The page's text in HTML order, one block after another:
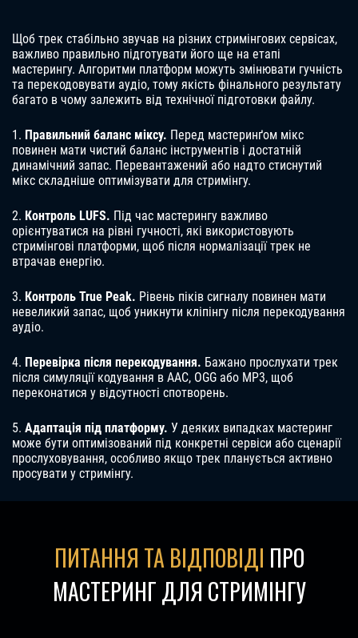
Щоб трек стабільно звучав на різних стримінгових сервісах,
важливо правильно підготувати його ще на етапі
мастерингу. Алгоритми платформ можуть змінювати гучність
та перекодовувати аудіо, тому якість фінального результату
багато в чому залежить від технічної підготовки файлу.
1️. Правильний баланс міксу. Перед мастеринґом мікс
повинен мати чистий баланс інструментів і достатній
динамічний запас. Перевантажений або надто стиснутий
мікс складніше оптимізувати для стримінгу.
2️. Контроль LUFS. Під час мастерингу важливо
орієнтуватися на рівні гучності, які використовують
стримінгові платформи, щоб після нормалізації трек не
втрачав енергію.
3️. Контроль True Peak. Рівень піків сигналу повинен мати
невеликий запас, щоб уникнути кліпінгу після перекодування
аудіо.
4️. Перевірка після перекодування. Бажано прослухати трек
після симуляції кодування в AAC, OGG або MP3, щоб
переконатися у відсутності спотворень.
5️. Адаптація під платформу. У деяких випадках мастеринг
може бути оптимізований під конкретні сервіси або сценарії
прослуховування, особливо якщо трек планується активно
просувати у стримінгу.
ПИТАННЯ ТА ВІДПОВІДІ ПРО
МАСТЕРИНГ ДЛЯ СТРИМІНГУ